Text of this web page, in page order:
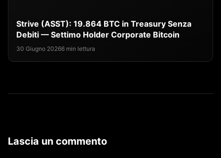
Strive (ASST): 19.864 BTC in Treasury Senza
Debiti — Settimo Holder Corporate Bitcoin
30 Giugno 20266 min lettura
Lascia un commento